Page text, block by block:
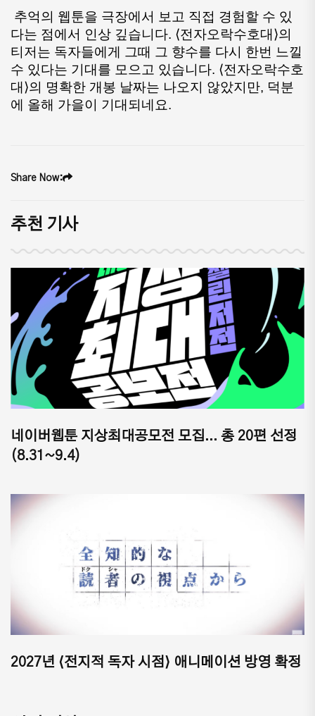
다는 점에서 인상 깊습니다. ⟨전자오락수호대⟩의
티저는 독자들에게 그때 그 향수를 다시 한번 느낄
수 있다는 기대를 모으고 있습니다. ⟨전자오락수호
대⟩의 명확한 개봉 날짜는 나오지 않았지만, 덕분
에 올해 가을이 기대되네요.
Share Now:
추천 기사
네이버웹툰 지상최대공모전 모집... 총 20편 선정
(8.31~9.4)
2027년 ⟨전지적 독자 시점⟩ 애니메이션 방영 확정